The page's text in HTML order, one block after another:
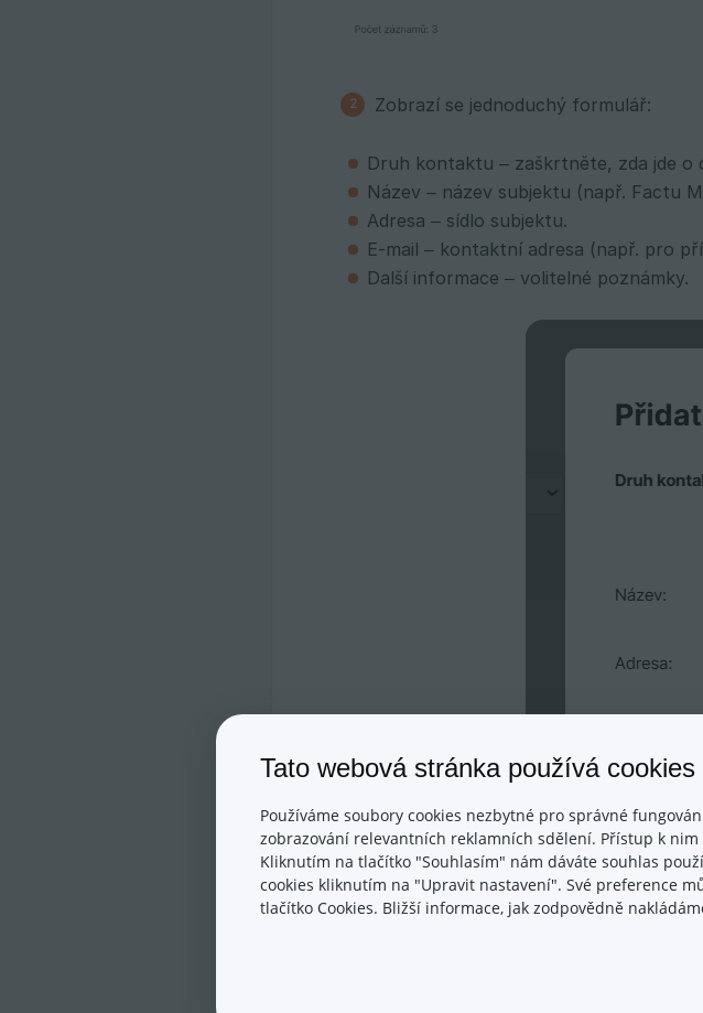
Zobrazí se jednoduchý formulář:
Druh kontaktu – zaškrtněte, zda jde o
Název – název subjektu (např. Factu
Adresa – sídlo subjektu.
E-mail – kontaktní adresa (např. pro
Další informace – volitelné poznámky.
Tato webová stránka používá cookies
Používáme soubory cookies nezbytné pro správné
zobrazování relevantních reklamních sdělení. Přístup k
Kliknutím na tlačítko "Souhlasím" nám dáváte souhlas
cookies kliknutím na "Upravit nastavení". Své preference
tlačítko Cookies. Bližší informace, jak zodpovědně